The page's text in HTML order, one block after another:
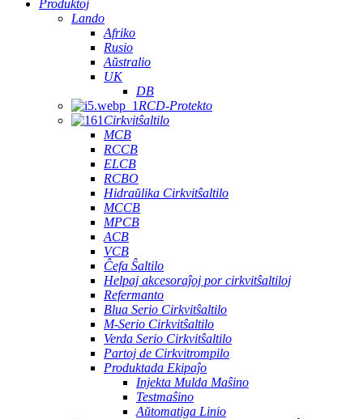
Produktoj
Lando
Afriko
Rusio
Aŭstralio
UK
DB
RCD-Protekto
Cirkvitŝaltilo
MCB
RCCB
ELCB
RCBO
Hidraŭlika Cirkvitŝaltilo
MCCB
MPCB
ACB
VCB
Ĉefa Ŝaltilo
Helpaj akcesoraĵoj por cirkvitŝaltiloj
Refermanto
Blua Serio Cirkvitŝaltilo
M-Serio Cirkvitŝaltilo
Verda Serio Cirkvitŝaltilo
Partoj de Cirkvitrompilo
Produktada Ekipaĵo
Injekta Mulda Maŝino
Testmaŝino
Aŭtomatiga Linio